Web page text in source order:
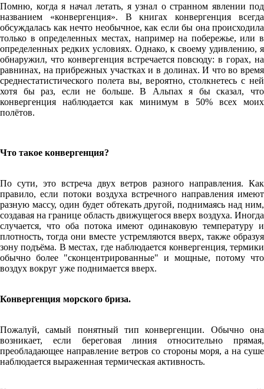
Помню, когда я начал летать, я узнал о странном явлении под
названием «конвергенция». В книгах конвергенция всегда
обсуждалась как нечто необычное, как если бы она происходила
только в определенных местах, например на побережье, или в
определенных редких условиях. Однако, к своему удивлению, я
обнаружил, что конвергенция встречается повсюду: в горах, на
равнинах, на прибрежных участках и в долинах. И что во время
среднестатистического полета вы, вероятно, столкнетесь с ней
хотя бы раз, если не больше. В Альпах я бы сказал, что
конвергенция наблюдается как минимум в 50% всех моих
полётов.
Что такое конвергенция?
По сути, это встреча двух ветров разного направления. Как
правило, если потоки воздуха встречного направления имеют
разную массу, один будет обтекать другой, поднимаясь над ним,
создавая на границе область движущегося вверх воздуха. Иногда
случается, что оба потока имеют одинаковую температуру и
плотность, тогда они вместе устремляются вверх, также образуя
зону подъёма. В местах, где наблюдается конвергенция, термики
обычно более "сконцентрированные" и мощные, потому что
воздух вокруг уже поднимается вверх.
Конвергенция морского бриза.
Пожалуй, самый понятный тип конвергенции. Обычно она
возникает, если береговая линия относительно прямая,
преобладающее направление ветров со стороны моря, а на суше
наблюдается выраженная термическая активность.